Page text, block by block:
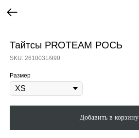
Тайтсы PROTEAM РОСЬ
SKU: 2610031/990
Размер
Добавить в корзину